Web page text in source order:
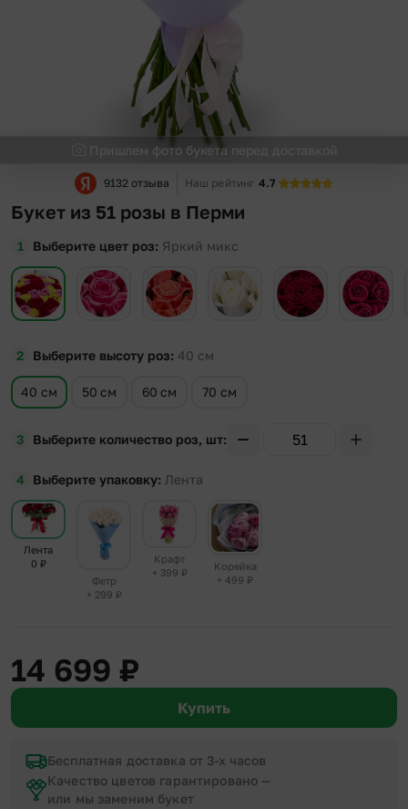
Пришлем фото букета перед доставкой
9132 отзыва Наш рейтинг 4.7
Букет из 51 розы в Перми
Выберите цвет роз Яркий микс
Выберите высоту роз 40 см
40 см 50 см 60 см 70 см
Выберите количество роз, шт
Выберите упаковку Лента
Лента
0 ₽
Фетр
+ 299 ₽
Крафт
+ 399 ₽
Корейка
+ 499 ₽
14 699 ₽
Купить
Бесплатная доставка от 3-х часов
Качество цветов гарантировано —
или мы заменим букет